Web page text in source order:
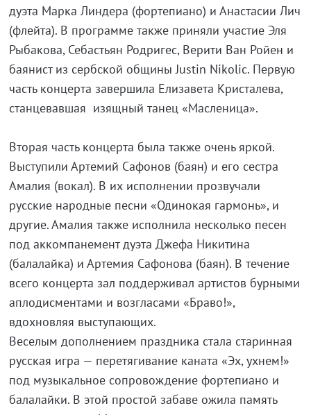
дуэта Марка Линдера (фортепиано) и Анастасии Лич
(флейта). В программе также приняли участие Эля
Рыбакова, Себастьян Родригес, Верити Ван Ройен и
баянист из сербской общины Justin Nikolic. Первую
часть концерта завершила Елизавета Кристалева,
станцевавшая изящный танец «Масленица».
Вторая часть концерта была также очень яркой.
Выступили Артемий Сафонов (баян) и его сестра
Амалия (вокал). В их исполнении прозвучали
русские народные песни «Одинокая гармонь», и
другие. Амалия также исполнила несколько песен
под аккомпанемент дуэта Джефа Никитина
(балалайка) и Артемия Сафонова (баян). В течение
всего концерта зал поддерживал артистов бурными
аплодисментами и возгласами «Браво!»,
вдохновляя выступающих.
Веселым дополнением праздника стала старинная
русская игра — перетягивание каната «Эх, ухнем!»
под музыкальное сопровождение фортепиано и
балалайки. В этой простой забаве ожила память